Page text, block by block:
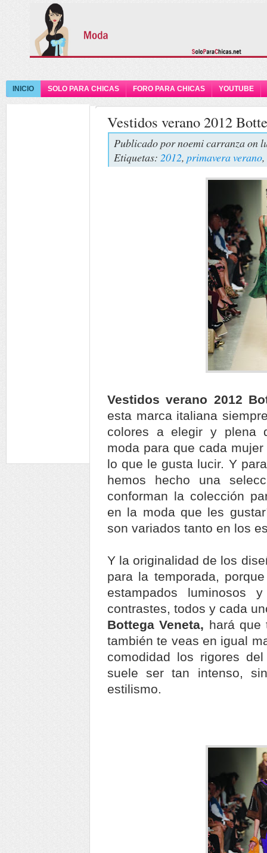
INICIO SOLO PARA CHICAS FORO PARA CHICAS YOUTUBE
Vestidos verano 2012
Publicado pornoemi carranzaon
Etiquetas: 2012, primavera verano,
Vestidos verano 2012
esta marca italiana
colores a elegir y plena
moda para que cada
lo que le gusta lucir. Y
hemos hecho una
conforman la colección
en la moda que les
son variados tanto en los
Y la originalidad de los
para la temporada,
estampados luminosos
contrastes, todos y cada
Bottega Veneta, hará que
también te veas en igual
comodidad los rigores
suele ser tan intenso,
estilismo.